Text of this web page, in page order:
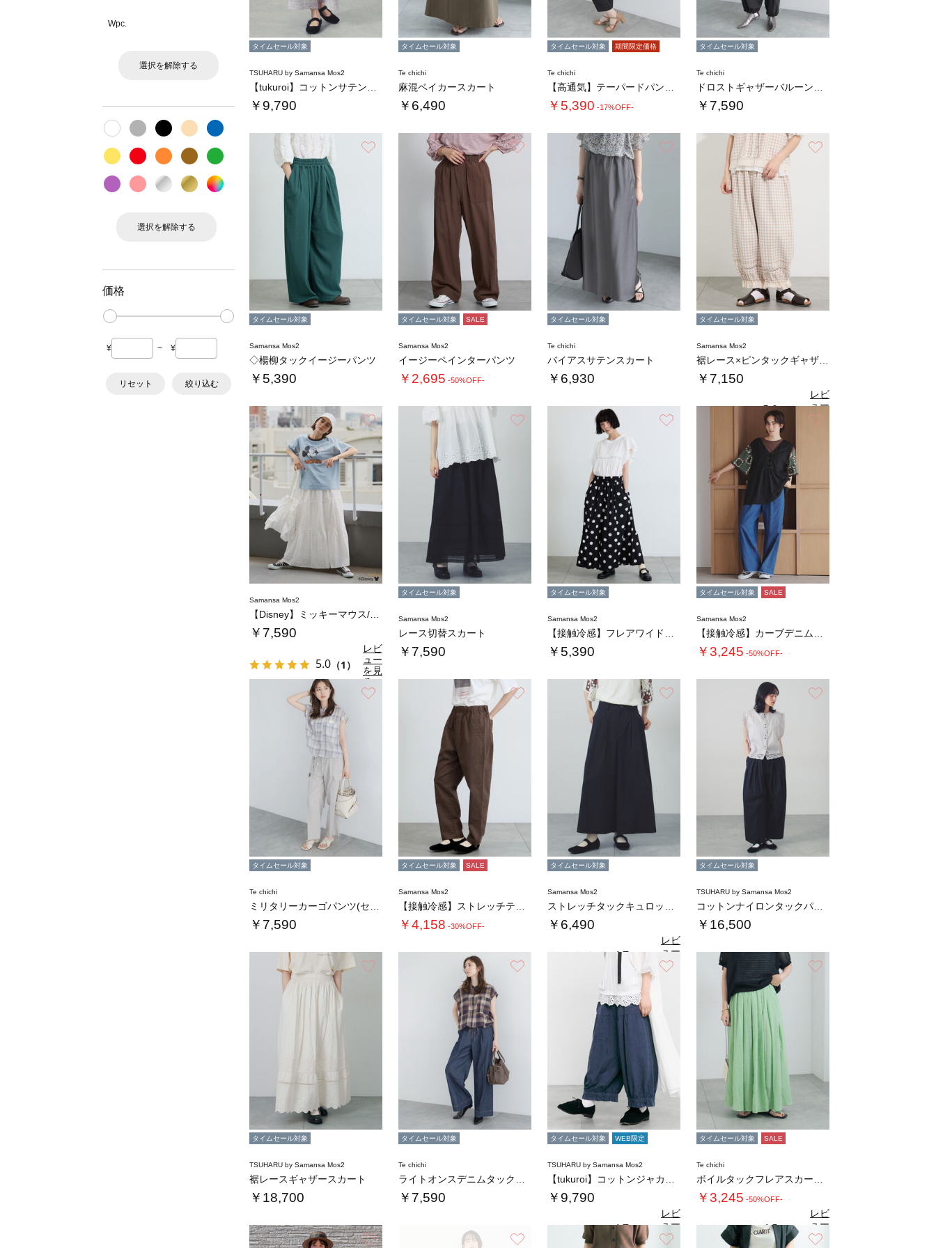
Wpc.
選択を解除する
選択を解除する
価格
¥ ~ ¥
リセット 絞り込む
タイムセール対象
TSUHARU by Samansa Mos2
￥9,790
タイムセール対象
Te chichi
麻混ベイカースカート
￥6,490
タイムセール対象 期間限定価格
Te chichi
￥5,390 -17%OFF-
タイムセール対象
Te chichi
￥7,590
タイムセール対象
Samansa Mos2
◇楊柳タックイージーパンツ
￥5,390
タイムセール対象 SALE
Samansa Mos2
イージーペインターパンツ
￥2,695 -50%OFF-
お気に入り
タイムセール対象
Te chichi
バイアスサテンスカート
￥6,930
タイムセール対象
Samansa Mos2
￥7,150
5.0（1）
レビ
ュー
を見
る
お気に入り
Samansa Mos2
￥7,590
5.0 （1）
レビ
ュー
を見
る
タイムセール対象
Samansa Mos2
レース切替スカート
￥7,590
タイムセール対象
Samansa Mos2
￥5,390
タイムセール対象 SALE
Samansa Mos2
￥3,245 -50%OFF-
タイムセール対象
Te chichi
￥7,590
タイムセール対象 SALE
Samansa Mos2
￥4,158 -30%OFF-
タイムセール対象
Samansa Mos2
￥6,490
4.7（3）
レビ
ュー
を見
る
タイムセール対象
TSUHARU by Samansa Mos2
￥16,500
タイムセール対象
TSUHARU by Samansa Mos2
裾レースギャザースカート
￥18,700
タイムセール対象
Te chichi
￥7,590
タイムセール対象 WEB限定
TSUHARU by Samansa Mos2
￥9,790
4.7（6）
レビ
ュー
を見
タイムセール対象 SALE
Te chichi
￥3,245 -50%OFF-
4.5（2）
レビ
ュー
を見
お気に入り